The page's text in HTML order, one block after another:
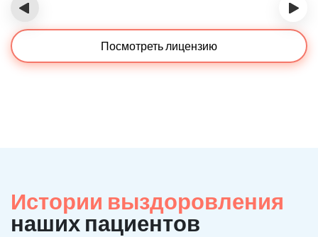
‹ ›
Посмотреть лицензию
Истории выздоровления
наших пациентов